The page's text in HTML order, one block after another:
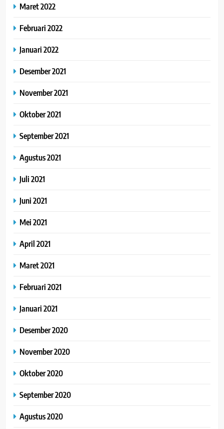
Maret 2022
Februari 2022
Januari 2022
Desember 2021
November 2021
Oktober 2021
September 2021
Agustus 2021
Juli 2021
Juni 2021
Mei 2021
April 2021
Maret 2021
Februari 2021
Januari 2021
Desember 2020
November 2020
Oktober 2020
September 2020
Agustus 2020